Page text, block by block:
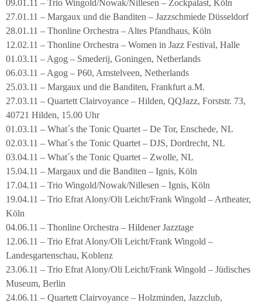
09.01.11 – Trio Wingold/Nowak/Nillesen – Zockpalast, Köln
27.01.11 – Margaux und die Banditen – Jazzschmiede Düsseldorf
28.01.11 – Thonline Orchestra – Altes Pfandhaus, Köln
12.02.11 – Thonline Orchestra – Women in Jazz Festival, Halle
01.03.11 – Agog – Smederij, Goningen, Netherlands
06.03.11 – Agog – P60, Amstelveen, Netherlands
25.03.11 – Margaux und die Banditen, Frankfurt a.M.
27.03.11 – Quartett Clairvoyance – Hilden, QQJazz, Forststr. 73,
40721 Hilden, 15.00 Uhr
01.03.11 – What´s the Tonic Quartet – De Tor, Enschede, NL
02.03.11 – What´s the Tonic Quartet – DJS, Dordrecht, NL
03.04.11 – What´s the Tonic Quartet – Zwolle, NL
15.04.11 – Margaux und die Banditen – Ignis, Köln
17.04.11 – Trio Wingold/Nowak/Nillesen – Ignis, Köln
19.04.11 – Trio Efrat Alony/Oli Leicht/Frank Wingold – Artheater,
Köln
04.06.11 – Thonline Orchestra – Hildener Jazztage
12.06.11 – Trio Efrat Alony/Oli Leicht/Frank Wingold –
Landesgartenschau, Koblenz
23.06.11 – Trio Efrat Alony/Oli Leicht/Frank Wingold – Jüdisches
Museum, Berlin
24.06.11 – Quartett Clairvoyance – Holzminden, Jazzclub,